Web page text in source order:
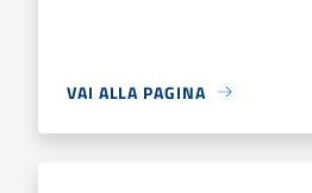
VAI ALLA PAGINA